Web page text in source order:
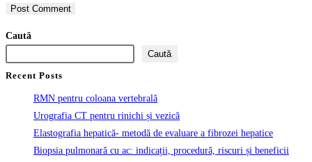
comment
comment
(optional)
Caută
Caută
Recent Posts
RMN pentru coloana vertebrală
Urografia CT pentru rinichi și vezică
Elastografia hepatică- metodă de evaluare a fibrozei hepatice
Biopsia pulmonară cu ac: indicații, procedură, riscuri și beneficii